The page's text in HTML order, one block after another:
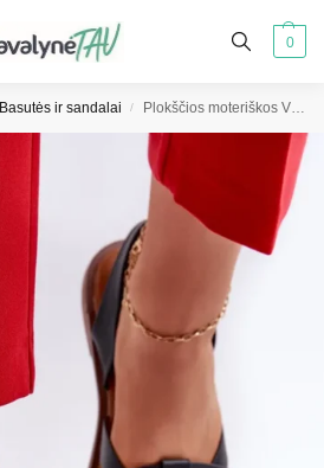
0
Basutės ir sandalai / Plokščios moteriškos VINCEZA eko odos basutės 17347 juodos